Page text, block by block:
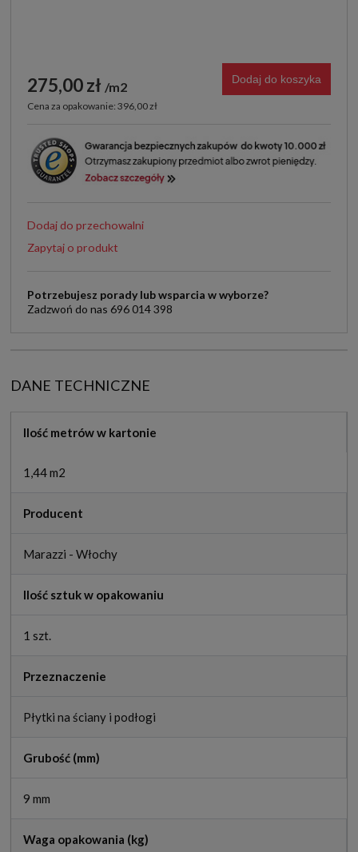
275,00 zł m2
Cena za opakowanie: 396,00 zł
Dodaj do koszyka
Dodaj do przechowalni
Zapytaj o produkt
Potrzebujesz porady lub wsparcia w wyborze?
Zadzwoń do nas 696 014 398
DANE TECHNICZNE
Ilość metrów w kartonie
1,44 m2
Producent
Marazzi - Włochy
Ilość sztuk w opakowaniu
1 szt.
Przeznaczenie
Płytki na ściany i podłogi
Grubość (mm)
9 mm
Waga opakowania (kg)